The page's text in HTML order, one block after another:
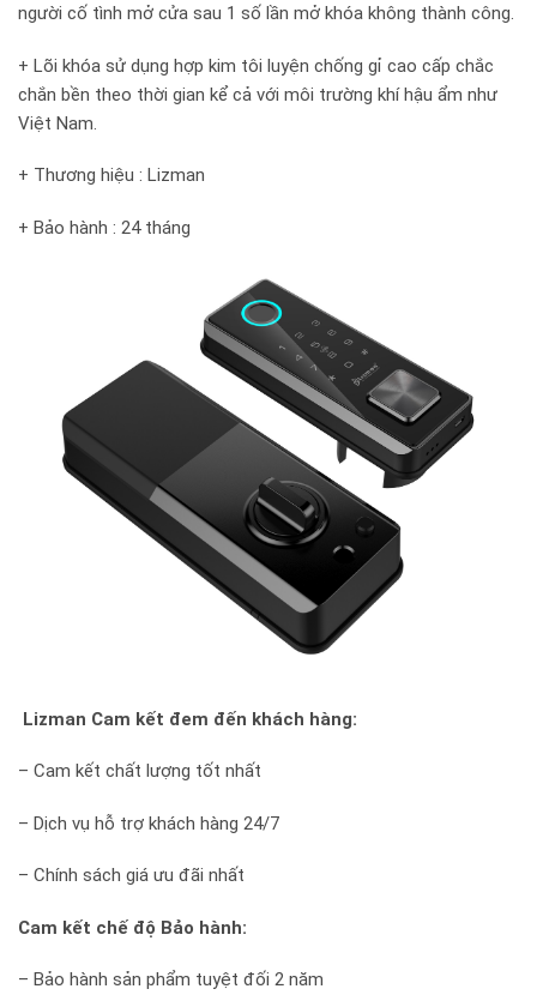
người cố tình mở cửa sau 1 số lần mở khóa không thành công.
+ Lõi khóa sử dụng hợp kim tôi luyện chống gỉ cao cấp chắc
chắn bền theo thời gian kể cả với môi trường khí hậu ẩm như
Việt Nam.
+ Thương hiệu : Lizman
+ Bảo hành : 24 tháng
Lizman Cam kết đem đến khách hàng:
– Cam kết chất lượng tốt nhất
– Dịch vụ hỗ trợ khách hàng 24/7
– Chính sách giá ưu đãi nhất
Cam kết chế độ Bảo hành:
– Bảo hành sản phẩm tuyệt đối 2 năm